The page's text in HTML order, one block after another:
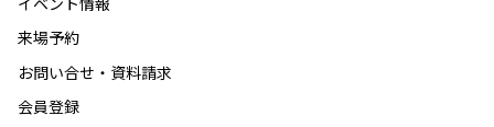
来場予約
お問い合せ・資料請求
会員登録